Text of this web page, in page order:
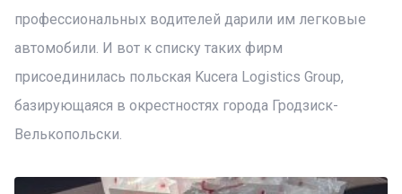
профессиональных водителей дарили им легковые
автомобили. И вот к списку таких фирм
присоединилась польская Kucera Logistics Group,
базирующаяся в окрестностях города Гродзиск-
Велькопольски.